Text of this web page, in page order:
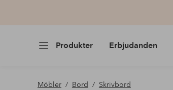
Produkter Erbjudanden
Möbler Bord Skrivbord